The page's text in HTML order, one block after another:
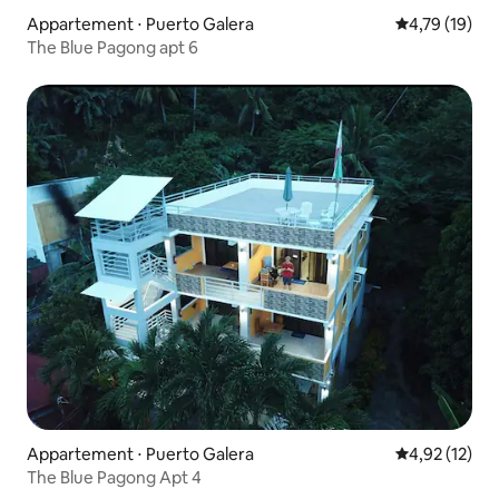
Appartement ⋅ Puerto Galera Évaluation
4,79 (19)
The Blue Pagong apt 6
Appartement ⋅ Puerto Galera Évaluation
4,92 (12)
The Blue Pagong Apt 4